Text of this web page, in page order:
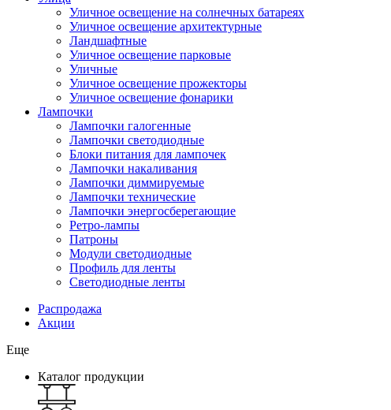
Уличное освещение на солнечных батареях
Уличное освещение архитектурные
Ландшафтные
Уличное освещение парковые
Уличные
Уличное освещение прожекторы
Уличное освещение фонарики
Лампочки
Лампочки галогенные
Лампочки светодиодные
Блоки питания для лампочек
Лампочки накаливания
Лампочки диммируемые
Лампочки технические
Лампочки энергосберегающие
Ретро-лампы
Патроны
Модули светодиодные
Профиль для ленты
Светодиодные ленты
Распродажа
Акции
Еще
Каталог продукции